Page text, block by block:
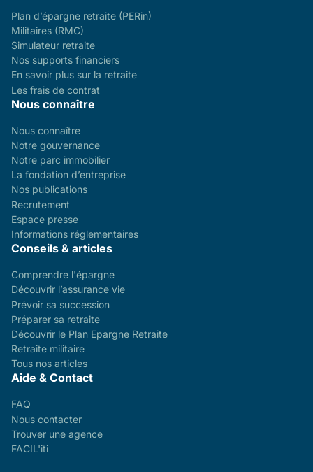
Plan d’épargne retraite (PERin)
Militaires (RMC)
Simulateur retraite
Nos supports financiers
En savoir plus sur la retraite
Les frais de contrat
Nous connaître
Nous connaître
Notre gouvernance
Notre parc immobilier
La fondation d’entreprise
Nos publications
Recrutement
Espace presse
Informations réglementaires
Conseils & articles
Comprendre l'épargne
Découvrir l’assurance vie
Prévoir sa succession
Préparer sa retraite
Découvrir le Plan Epargne Retraite
Retraite militaire
Tous nos articles
Aide & Contact
FAQ
Nous contacter
Trouver une agence
FACIL'iti